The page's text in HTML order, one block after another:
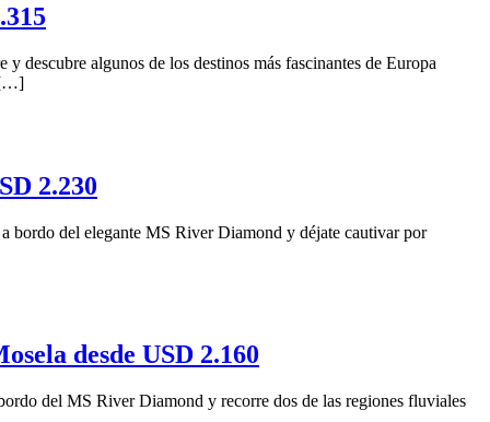
descubre algunos de los destinos más fascinantes de Europa
[…]
2.230
bordo del elegante MS River Diamond y déjate cautivar por
desde USD 2.160
del MS River Diamond y recorre dos de las regiones fluviales